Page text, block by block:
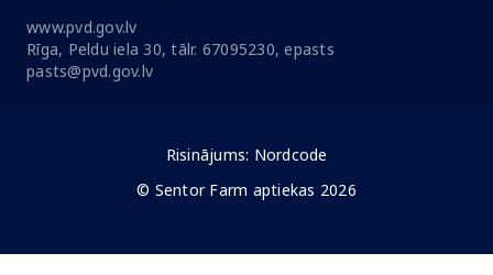
www.pvd.gov.lv
Rīga, Peldu iela 30, tālr. 67095230, epasts
pasts@pvd.gov.lv
Risinājums: Nordcode
© Sentor Farm aptiekas 2026